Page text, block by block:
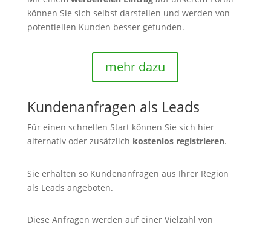
können Sie sich selbst darstellen und werden von
potentiellen Kunden besser gefunden.
mehr dazu
Kundenanfragen als Leads
Für einen schnellen Start können Sie sich hier
alternativ oder zusätzlich kostenlos registrieren.
Sie erhalten so Kundenanfragen aus Ihrer Region
als Leads angeboten.
Diese Anfragen werden auf einer Vielzahl von